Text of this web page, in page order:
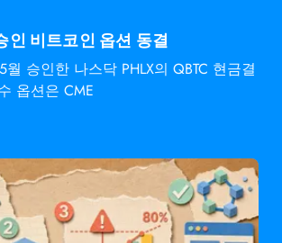
인 비트코인 옵션 동결
승인한 나스닥 PHLX의 QBTC 현금결
옵션은 CME